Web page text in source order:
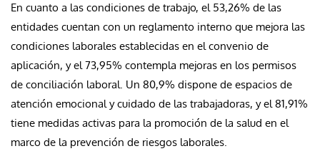
En cuanto a las condiciones de trabajo, el 53,26% de las
entidades cuentan con un reglamento interno que mejora las
condiciones laborales establecidas en el convenio de
aplicación, y el 73,95% contempla mejoras en los permisos
de conciliación laboral. Un 80,9% dispone de espacios de
atención emocional y cuidado de las trabajadoras, y el 81,91%
tiene medidas activas para la promoción de la salud en el
marco de la prevención de riesgos laborales.